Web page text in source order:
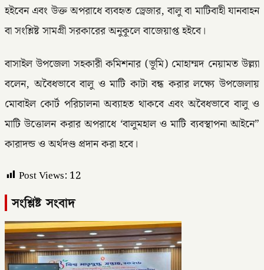
হইবেন এবং উক্ত অপরাধে ব্যবহৃত ড্রেজার, বালু বা মাটিবাহী যানবাহন
বা সংশ্লিষ্ট সামগ্রী সরকারের অনুকূলে বাজেয়াপ্ত হইবে।
বাসাইল উপজেলা সহকারী কমিশনার (ভূমি) মোহাম্মদ নেয়ামত উল্ল্যা
বলেন, অবৈধভাবে বালু ও মাটি কাটা বন্ধ করার লক্ষ্যে উপজেলায়
মোবাইল কোর্ট পরিচালনা অব্যাহত থাকবে এবং অবৈধভাবে বালু ও
মাটি উত্তোলন করার অপরাধে ‘বালুমহাল ও মাটি ব্যবস্থাপনা আইনে”
কারাদন্ড ও অর্থদণ্ড প্রদান করা হবে।
Post Views: 12
সংশ্লিষ্ট সংবাদ